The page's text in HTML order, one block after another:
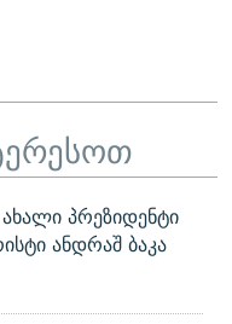
პრეზიდენტი
ანდრაშ ბაკა